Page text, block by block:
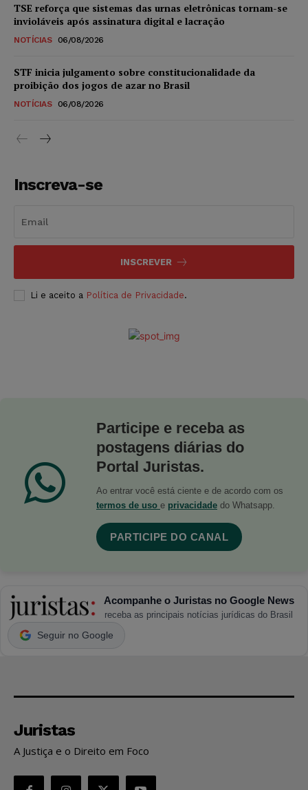
TSE reforça que sistemas das urnas eletrônicas tornam-se
invioláveis após assinatura digital e lacração
NOTÍCIAS 06/08/2026
STF inicia julgamento sobre constitucionalidade da
proibição dos jogos de azar no Brasil
NOTÍCIAS 06/08/2026
Inscreva-se
INSCREVER
Li e aceito a Política de Privacidade.
Participe e receba as
postagens diárias do
Portal Juristas.
Ao entrar você está ciente e de acordo com os
termos de uso e privacidade do Whatsapp.
PARTICIPE DO CANAL
Acompanhe o Juristas no Google News
receba as principais notícias jurídicas do Brasil
Seguir no Google
Juristas
A Justiça e o Direito em Foco